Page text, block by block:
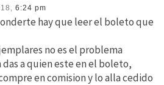
6:24 pm
hay que leer el boleto que
no es el problema
das a quien este en el boleto,
en comision y lo alla cedido